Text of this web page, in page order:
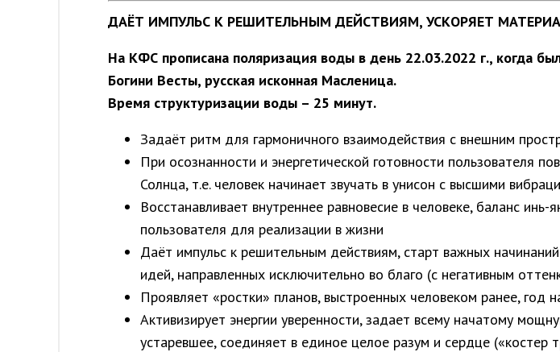
ДАЁТ ИМПУЛЬС К РЕШИТЕЛЬНЫМ ДЕЙСТВИЯМ, УСКОРЯЕТ
На КФС прописана поляризация воды в день 22.03.2022 г., когда
Богини Весты, русская исконная Масленица.
Время структуризации воды – 25 минут.
Задаёт ритм для гармоничного взаимодействия с внешним
При осознанности и энергетической готовности пользователя
Солнца, т.е. человек начинает звучать в унисон с высшими
Восстанавливает внутреннее равновесие в человеке, баланс
пользователя для реализации в жизни
Даёт импульс к решительным действиям, старт важных
идей, направленных исключительно во благо (с негативным
Проявляет «ростки» планов, выстроенных человеком ранее, год
Активизирует энергии уверенности, задает всему начатому
устаревшее, соединяет в единое целое разум и сердце («костер